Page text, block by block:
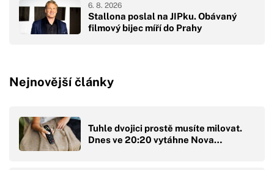
Stallona poslal na JIPku. Obávaný
filmový bijec míří do Prahy
6. 8. 2026
Nejnovější články
Tuhle dvojici prostě musíte milovat.
Dnes ve 20:20 vytáhne Nova…